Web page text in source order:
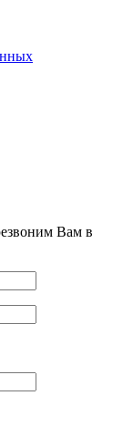
Вам в